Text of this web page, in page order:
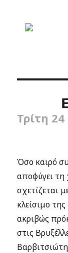
Τρίτη
Όσο καιρό
αποφύγει τη
σχετίζεται
κλείσιμο
ακριβώς
στις
Βαρβιτσιώτη